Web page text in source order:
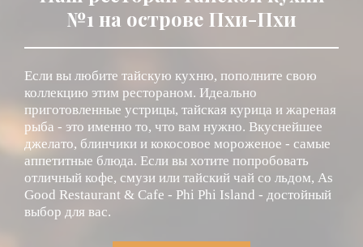
№1 на острове Пхи-Пхи
Если вы любите тайскую кухню, пополните свою
коллекцию этим рестораном. Идеально
приготовленные устрицы, тайская курица и жареная
рыба - это именно то, что вам нужно. Вкуснейшее
джелато, блинчики и кокосовое мороженое - самые
аппетитные блюда. Если вы хотите попробовать
отличный кофе, смузи или тайский чай со льдом, As
Good Restaurant & Cafe - Phi Phi Island - достойный
выбор для вас.